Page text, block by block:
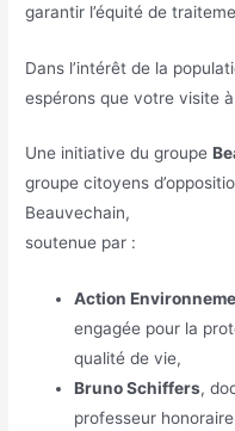
garantir l’équité de
Dans l’intérêt de la
espérons que votre visite
Une initiative du groupe
groupe citoyens
Beauvechain,
soutenue par :
Action
engagée pour la
qualité de vie,
Bruno Schiffers,
professeur